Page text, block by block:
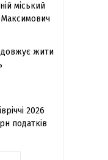
міський
жити
2026
податків